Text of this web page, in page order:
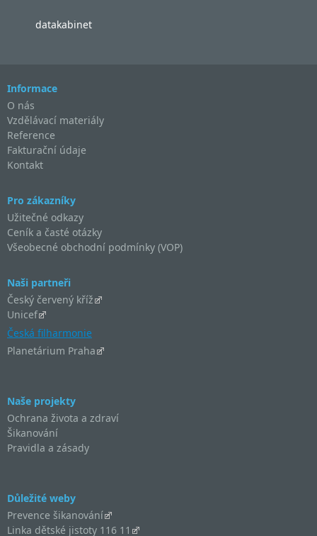
datakabinet
Informace
O nás
Vzdělávací materiály
Reference
Fakturační údaje
Kontakt
Pro zákazníky
Užitečné odkazy
Ceník a časté otázky
Všeobecné obchodní podmínky (VOP)
Naši partneři
Český červený kříž
Unicef
Česká filharmonie
Planetárium Praha
Naše projekty
Ochrana života a zdraví
Šikanování
Pravidla a zásady
Důležité weby
Prevence šikanování
Linka dětské jistoty 116 11